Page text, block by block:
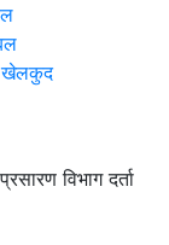
खेलकुद
विभाग दर्ता